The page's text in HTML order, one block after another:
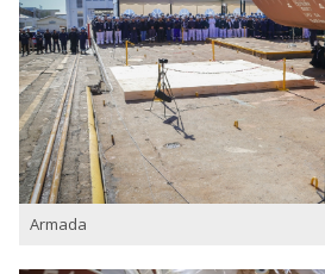
Armada